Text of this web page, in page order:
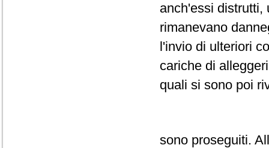
anch'essi distrutti,
rimanevano
l'invio di ulteriori
cariche di
quali si sono poi
sono proseguiti.